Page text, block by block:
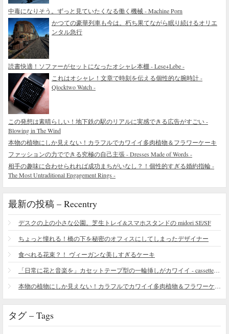
中毒になりそう。ずっと見ていたくなる働く機械 - Machine Porn
かつての豪華列車も今は。朽ち果てながら眠り続けるオリエ
ンタル急行
読書快適！ソファーがセットになったオシャレ本棚 - Lese+Lebe -
これはオシャレ！文章で時刻を伝える個性的な腕時計 -
Qlocktwo Watch -
この発想は素晴らしい！地下鉄の駅のリアルに実感できる広告がすごい -
Blowing in The Wind
本物の植物にしか見えない！カラフルでカワイイ多肉植物＆フラワーケーキ
ファッションの力でできる究極の自己主張 - Dresses Made of Words -
相手の趣味に合わせられれば成功まちがいなし？！個性的すぎる婚約指輪 -
The Most Untraditional Engagement Rings -
最新の投稿 – Recentry
デスクの上の小さな公園。芝生トレイ&スマホスタンドの midori SE/SF
ちょっと憧れる！橋の下を秘密のオフィスにしてしまったデザイナー
食べれる花束？！ ヴィーガンな美しすぎるケーキ
「日常に花と音楽を」カセットテープ型の一輪挿しがカワイイ - cassette vase
本物の植物にしか見えない！カラフルでカワイイ多肉植物＆フラワーケーキ
タグ – Tags